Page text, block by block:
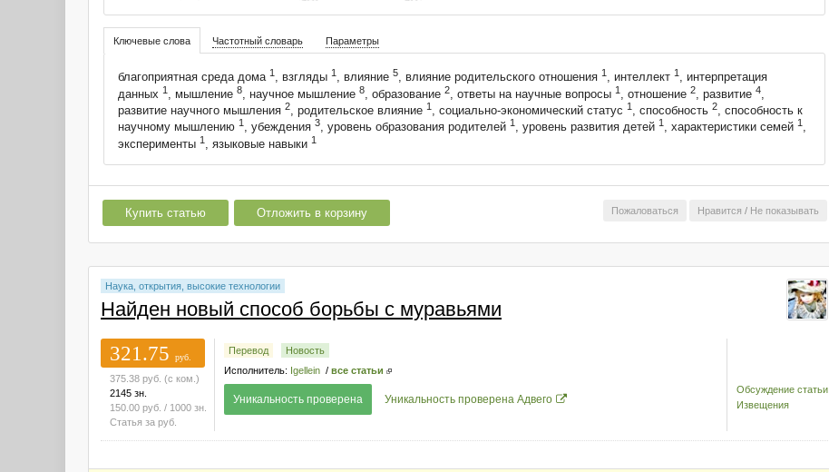
Ключевые слова Частотный словарь Параметры
благоприятная среда дома 1 , взгляды 1 , влияние 5, влияние родительского отношения 1 , интеллект 1 , интерпретация
данных 1, мышление 8, научное мышление 8, образование 2, ответы на научные вопросы 1, отношение 2, развитие 4,
развитие научного мышления 2, родительское влияние 1, социально-экономический статус 1, способность 2, способность к
научному мышлению 1 , убеждения 3, уровень образования родителей 1 , уровень развития детей 1 , характеристики семей 1 ,
эксперименты 1, языковые навыки 1
Нравится / Не показывать
Пожаловаться
Купить статью Отложить в корзину
Наука, открытия, высокие технологии
Найден новый способ борьбы с муравьями
321.75
руб.
375.38 руб. (с ком.)
2145 зн.
150.00 руб. / 1000 зн.
Статья за руб.
Перевод
Новость
Исполнитель: Igellein / все статьи
Уникальность проверена Уникальность проверена Адвего
Обсуждение статьи
Извещения